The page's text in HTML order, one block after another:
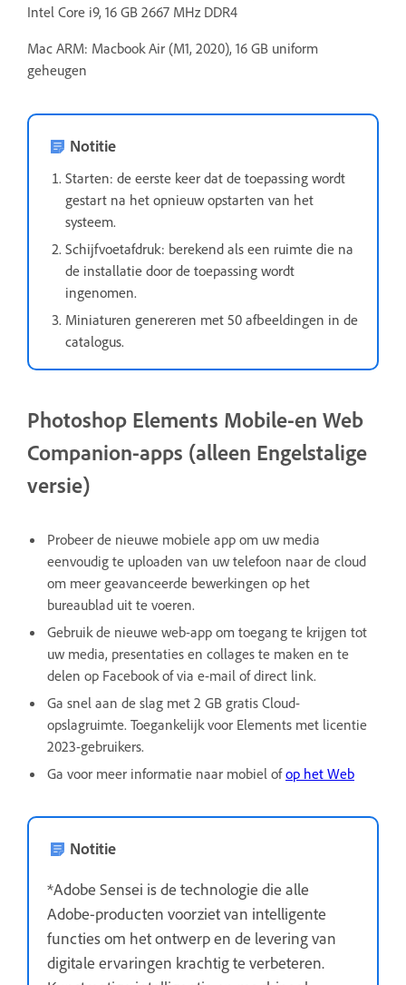
Intel Core i9, 16 GB 2667 MHz DDR4
Mac ARM: Macbook Air (M1, 2020), 16 GB uniform
geheugen
Notitie
Starten: de eerste keer dat de toepassing wordt
gestart na het opnieuw opstarten van het
systeem.
Schijfvoetafdruk: berekend als een ruimte die na
de installatie door de toepassing wordt
ingenomen.
Miniaturen genereren met 50 afbeeldingen in de
catalogus.
Photoshop Elements Mobile-en Web
Companion-apps (alleen Engelstalige
versie)
Probeer de nieuwe mobiele app om uw media
eenvoudig te uploaden van uw telefoon naar de cloud
om meer geavanceerde bewerkingen op het
bureaublad uit te voeren.
Gebruik de nieuwe web-app om toegang te krijgen tot
uw media, presentaties en collages te maken en te
delen op Facebook of via e-mail of direct link.
Ga snel aan de slag met 2 GB gratis Cloud-
opslagruimte. Toegankelijk voor Elements met licentie
2023-gebruikers.
Ga voor meer informatie naar mobiel ofop het Web
Notitie
*Adobe Sensei is de technologie die alle
Adobe-producten voorziet van intelligente
functies om het ontwerp en de levering van
digitale ervaringen krachtig te verbeteren.